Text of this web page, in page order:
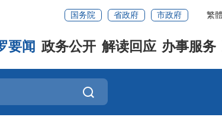
国务院 省政府 市政府 繁
要闻 政务公开 解读回应 办事服务